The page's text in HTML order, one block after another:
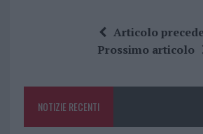
o
k
te
re
at
s
p
a
re
Articolo
Prossimo articolo
NOTIZIE RECENTI